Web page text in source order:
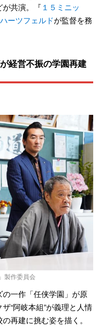
が共演。『 １５ミニッ
ーツフェルドが監督を務
経営不振の学園再建
製作委員会
一作「任侠学園」が原
“阿岐本組”が義理と人情
再建に挑む姿を描く。